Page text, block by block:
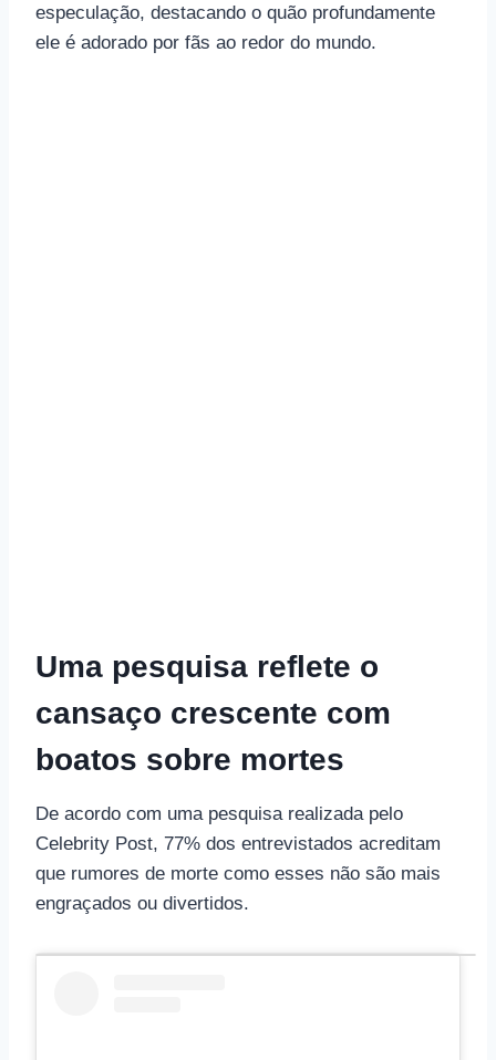
especulação, destacando o quão profundamente
ele é adorado por fãs ao redor do mundo.
Uma pesquisa reflete o
cansaço crescente com
boatos sobre mortes
De acordo com uma pesquisa realizada pelo
Celebrity Post, 77% dos entrevistados acreditam
que rumores de morte como esses não são mais
engraçados ou divertidos.